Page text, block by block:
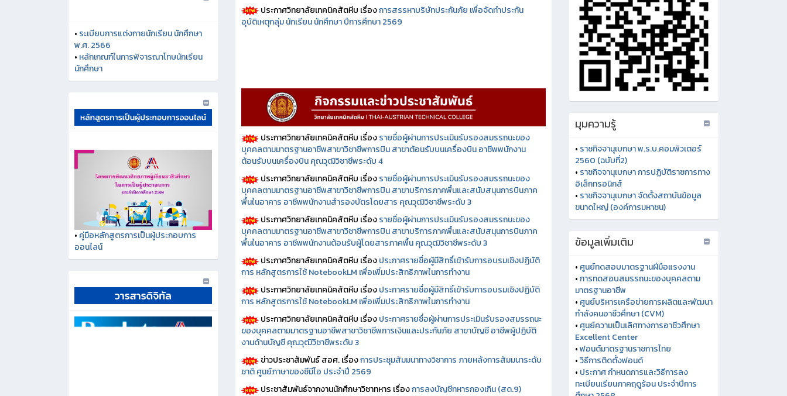
•ระเบียบการแต่งกายนักเรียน นักศึกษา
พ.ศ. 2566
•หลักเกณฑ์ในการพิจารณาโทษนักเรียน
นักศึกษา
•คู่มือหลักสูตรการเป็นผู้ประกอบการ
ออนไลน์
ประกาศวิทยาลัยเทคนิคสัตหีบ เรื่องการสรรหาบริษัทประกันภัย เพื่อจัดทำประกัน
อุบัติเหตุกลุ่ม นักเรียน นักศึกษา ปีการศึกษา 2569
ประกาศวิทยาลัยเทคนิคสัตหีบ เรื่องรายชื่อผู้ผ่านการประเมินรับรองสมรรถนะของ
บุคคลตามมาตรฐานอาชีพสาขาวิชาชีพการบิน สาขาต้อนรับบนเครื่องบิน อาชีพพนักงาน
ต้อนรับบนเครื่องบิน คุณวุฒิวิชาชีพระดับ 4
ประกาศวิทยาลัยเทคนิคสัตหีบ เรื่องรายชื่อผู้ผ่านการประเมินรับรองสมรรถนะของ
บุคคลตามมาตรฐานอาชีพสาขาวิชาชีพการบิน สาขาบริการภาคพื้นและสนับสนุนการบินภาค
พื้นในอาคาร อาชีพพนักงานสำรองบัตรโดยสาร คุณวุฒิวิชาชีพระดับ 3
ประกาศวิทยาลัยเทคนิคสัตหีบ เรื่องรายชื่อผู้ผ่านการประเมินรับรองสมรรถนะของ
บุคคลตามมาตรฐานอาชีพสาขาวิชาชีพการบิน สาขาบริการภาคพื้นและสนับสนุนการบินภาค
พื้นในอาคาร อาชีพพนักงานต้อนรับผู้โดยสารภาคพื้น คุณวุฒิวิชาชีพระดับ 3
ประกาศวิทยาลัยเทคนิคสัตหีบ เรื่องประกาศรายชื่อผู้มีสิทธิ์เข้ารับการอบรมเชิงปฏิบัติ
การ หลักสูตรการใช้ NotebookLM เพื่อเพิ่มประสิทธิภาพในการทำงาน
ประกาศวิทยาลัยเทคนิคสัตหีบ เรื่องประกาศรายชื่อผู้มีสิทธิ์เข้ารับการอบรมเชิงปฏิบัติ
การ หลักสูตรการใช้ NotebookLM เพื่อเพิ่มประสิทธิภาพในการทำงาน
ประกาศวิทยาลัยเทคนิคสัตหีบ เรื่องประกาศรายชื่อผู้ผ่านการประเมินรับรองสมรรถนะ
ของบุคคลตามมาตรฐานอาชีพสาขาวิชาชีพการเงินและประกันภัย สาขาบัญชี อาชีพผู้ปฏิบัติ
งานด้านบัญชี คุณวุฒิวิชาชีพระดับ 3
ข่าวประชาสัมพันธ์ สอศ.เรื่องการประชุมสัมมนาทางวิชาการ ภายหลังการสัมมนาระดับ
ชาติ ศูนย์ภาษาของซีมีโอ ประจำปี 2569
ประชาสัมพันธ์จากงานนักศึกษาวิชาทหาร เรื่องการลงบัญชีทหารกองเกิน (สด.9)
มุมความรู้
•ราชกิจจานุเบกษา พ.ร.บ.คอมพิวเตอร์